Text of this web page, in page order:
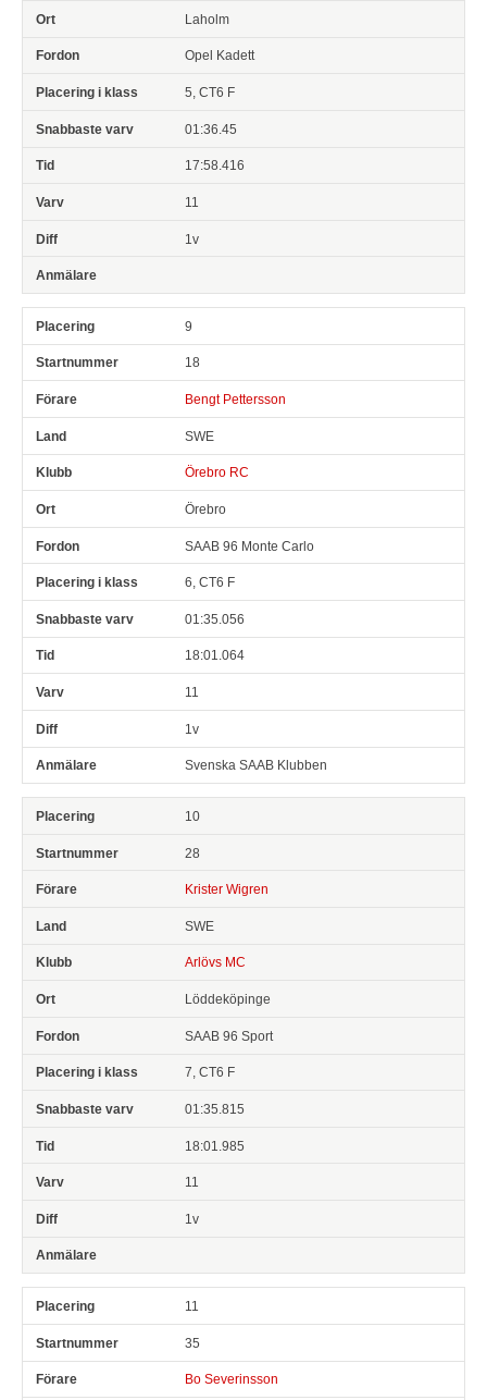
Laholm
Opel Kadett
5, CT6 F
01:36.45
17:58.416
11
1v
9
18
Bengt Pettersson
SWE
Örebro RC
Örebro
SAAB 96 Monte Carlo
6, CT6 F
01:35.056
18:01.064
11
1v
Svenska SAAB Klubben
10
28
Krister Wigren
SWE
Arlövs MC
Löddeköpinge
SAAB 96 Sport
7, CT6 F
01:35.815
18:01.985
11
1v
11
35
Bo Severinsson